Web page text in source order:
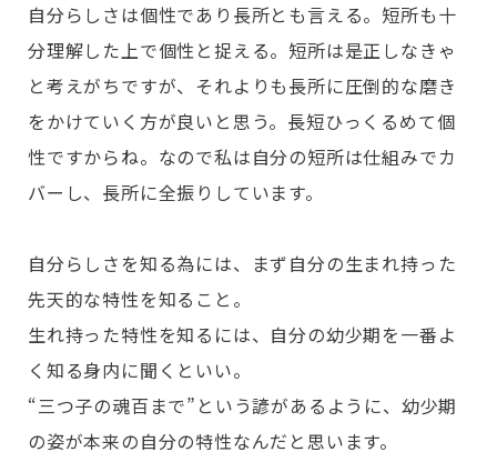
自分らしさは個性であり長所とも言える。短所も十
分理解した上で個性と捉える。短所は是正しなきゃ
と考えがちですが、それよりも長所に圧倒的な磨き
をかけていく方が良いと思う。長短ひっくるめて個
性ですからね。なので私は自分の短所は仕組みでカ
バーし、長所に全振りしています。
自分らしさを知る為には、まず自分の生まれ持った
先天的な特性を知ること。
生れ持った特性を知るには、自分の幼少期を一番よ
く知る身内に聞くといい。
“三つ子の魂百まで”という諺があるように、幼少期
の姿が本来の自分の特性なんだと思います。